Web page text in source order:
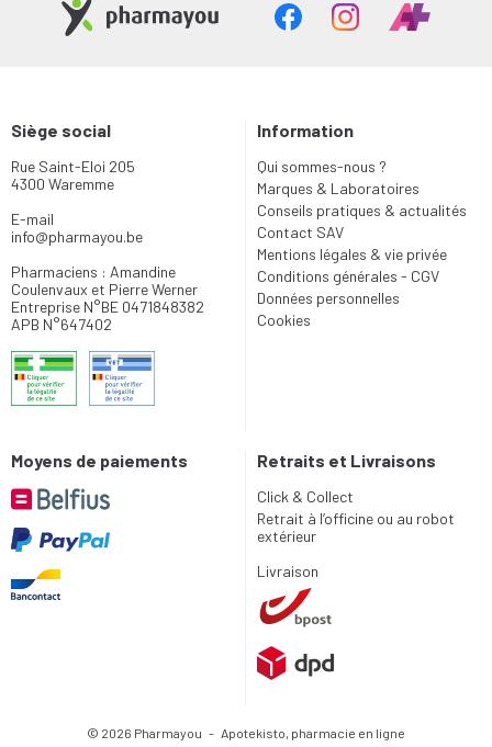
Siège social
Rue Saint-Eloi 205
4300 Waremme
E-mail
info@pharmayou.be
Pharmaciens : Amandine
Coulenvaux et Pierre Werner
Entreprise N°BE 0471848382
APB N°647402
Information
Qui sommes-nous ?
Marques & Laboratoires
Conseils pratiques & actualités
Contact SAV
Mentions légales & vie privée
Conditions générales - CGV
Données personnelles
Cookies
Moyens de paiements Retraits et Livraisons
Click & Collect
Retrait à l’officine ou au robot
extérieur
Livraison
© 2026 Pharmayou - Apotekisto, pharmacie en ligne